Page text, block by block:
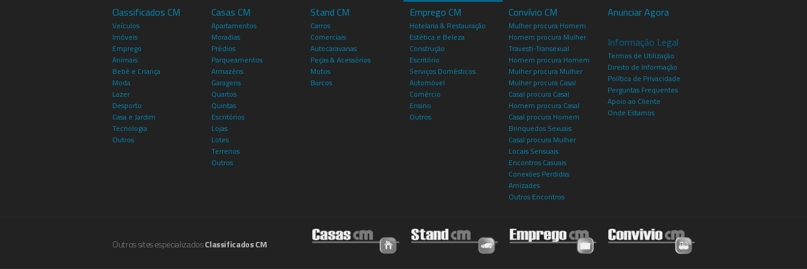
Classificados CM
Veículos
Imóveis
Emprego
Animais
Bebé e Criança
Moda
Lazer
Desporto
Casa e Jardim
Tecnologia
Outros
Casas CM
Apartamentos
Moradias
Prédios
Parqueamentos
Armazéns
Garagens
Quartos
Quintas
Escritórios
Lojas
Lotes
Terrenos
Outros
Stand CM
Carros
Comerciais
Autocaravanas
Peças & Acessórios
Motos
Barcos
Emprego CM
Hotelaria & Restauração
Estética e Beleza
Construção
Escritório
Serviços Domésticos
Automóvel
Comércio
Ensino
Outros
Convívio CM
Mulher procura Homem
Homem procura Mulher
Travesti-Transexual
Homem procura Homem
Mulher procura Mulher
Mulher procura Casal
Casal procura Casal
Homem procura Casal
Casal procura Homem
Brinquedos Sexuais
Casal procura Mulher
Locais Sensuais
Encontros Casuais
Conexões Perdidas
Amizades
Outros Encontros
Anunciar Agora
Informação Legal
Termos de Utilização
Direito de Informação
Política de Privacidade
Perguntas Frequentes
Apoio ao Cliente
Onde Estamos
Outros sites especializadosClassificados CM